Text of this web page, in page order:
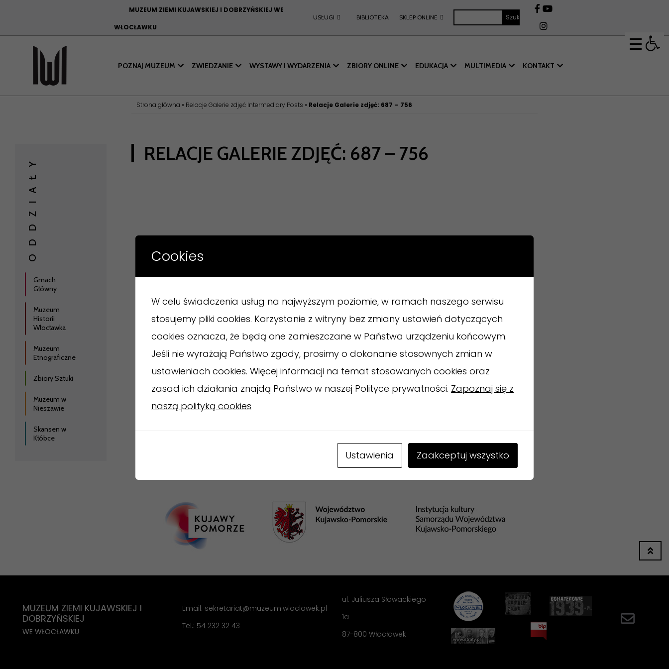
MUZEUM ZIEMI KUJAWSKIEJ I DOBRZYŃSKIEJ WE
WŁOCŁAWKU
USŁUGI BIBLIOTEKA SKLEP ONLINE
POZNAJ MUZEUM ZWIEDZANIE WYSTAWY I WYDARZENIA ZBIORY ONLINE EDUKACJA MULTIMEDIA KONTAKT
Strona główna » Relacje Galerie zdjęć Intermediary Posts » Relacje Galerie zdjęć: 687 – 756
ODDZIAŁY
Gmach
Główny
Muzeum
Historii
Włocławka
Muzeum
Etnograficzne
Zbiory Sztuki
Muzeum w
Nieszawie
Skansen w
Kłóbce
RELACJE GALERIE ZDJĘĆ: 687 – 756
Cookies
W celu świadczenia usług na najwyższym poziomie, w ramach naszego serwisu
stosujemy pliki cookies. Korzystanie z witryny bez zmiany ustawień dotyczących
cookies oznacza, że będą one zamieszczane w Państwa urządzeniu końcowym.
Jeśli nie wyrażają Państwo zgody, prosimy o dokonanie stosownych zmian w
ustawieniach cookies. Więcej informacji na temat stosowanych cookies oraz
zasad ich działania znajdą Państwo w naszej Polityce prywatności. Zapoznaj się z
naszą polityką cookies
Ustawienia Zaakceptuj wszystko
MUZEUM ZIEMI KUJAWSKIEJ I
DOBRZYŃSKIEJ
WE WŁOCŁAWKU
Email: sekretariat@muzeum.wloclawek.pl
Tel.: 54 232 32 43
ul. Juliusza Słowackiego
1a
87-800 Włocławek